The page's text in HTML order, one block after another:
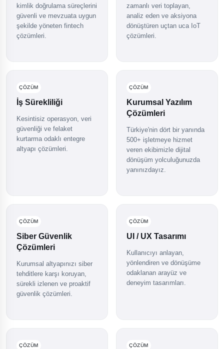
kimlik doğrulama süreçlerini
güvenli ve mevzuata uygun
şekilde yöneten fintech
çözümleri.
zamanlı veri toplayan,
analiz eden ve aksiyona
dönüştüren uçtan uca IoT
çözümleri.
ÇÖZÜM
İş Sürekliliği
Kesintisiz operasyon, veri
güvenliği ve felaket
kurtarma odaklı entegre
altyapı çözümleri.
ÇÖZÜM
Kurumsal Yazılım
Çözümleri
Türkiye'nin dört bir yanında
500+ işletmeye hizmet
veren ekibimizle dijital
dönüşüm yolculuğunuzda
yanınızdayız.
ÇÖZÜM
Siber Güvenlik
Çözümleri
Kurumsal altyapınızı siber
tehditlere karşı koruyan,
sürekli izlenen ve proaktif
güvenlik çözümleri.
ÇÖZÜM
UI / UX Tasarımı
Kullanıcıyı anlayan,
yönlendiren ve dönüşüme
odaklanan arayüz ve
deneyim tasarımları.
ÇÖZÜM ÇÖZÜM